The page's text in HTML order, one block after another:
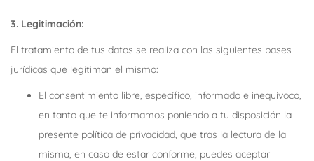
3. Legitimación:
El tratamiento de tus datos se realiza con las siguientes bases
jurídicas que legitiman el mismo:
El consentimiento libre, específico, informado e inequívoco,
en tanto que te informamos poniendo a tu disposición la
presente política de privacidad, que tras la lectura de la
misma, en caso de estar conforme, puedes aceptar